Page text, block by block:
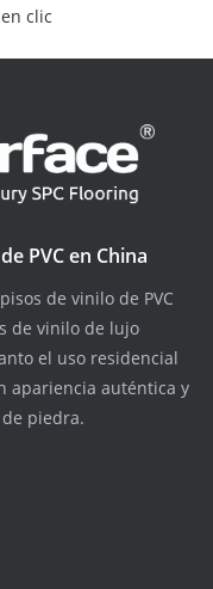
clic
PVC en China
de vinilo de PVC
de vinilo de lujo
el uso residencial
apariencia auténtica y
piedra.